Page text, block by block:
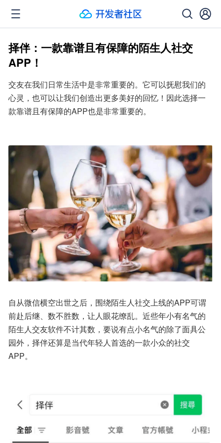
择伴：一款靠谱且有保障的陌生人社交
APP！
交友在我们日常生活中是非常重要的。它可以抚慰我们的
心灵，也可以让我们创造出更多美好的回忆！因此选择一
款靠谱且有保障的APP也是非常重要的。
自从微信横空出世之后，围绕陌生人社交上线的APP可谓
前赴后继、数不胜数，让人眼花缭乱。近些年小有名气的
陌生人交友软件不计其数，要说有点小名气的除了面具公
园外，择伴还算是当代年轻人首选的一款小众的社交
APP。